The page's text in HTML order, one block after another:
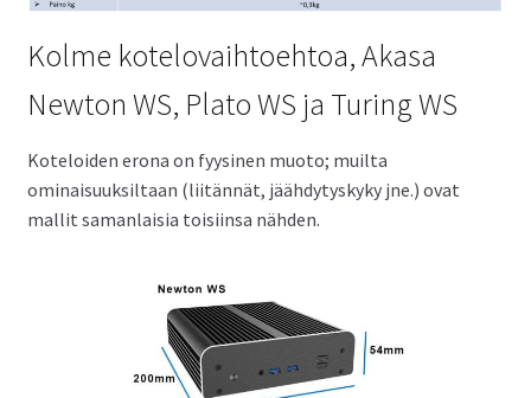
Kolme kotelovaihtoehtoa, Akasa
Newton WS, Plato WS ja Turing WS
Koteloiden erona on fyysinen muoto; muilta
ominaisuuksiltaan (liitännät, jäähdytyskyky jne.) ovat
mallit samanlaisia toisiinsa nähden.